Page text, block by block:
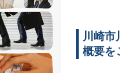
川崎
概要を